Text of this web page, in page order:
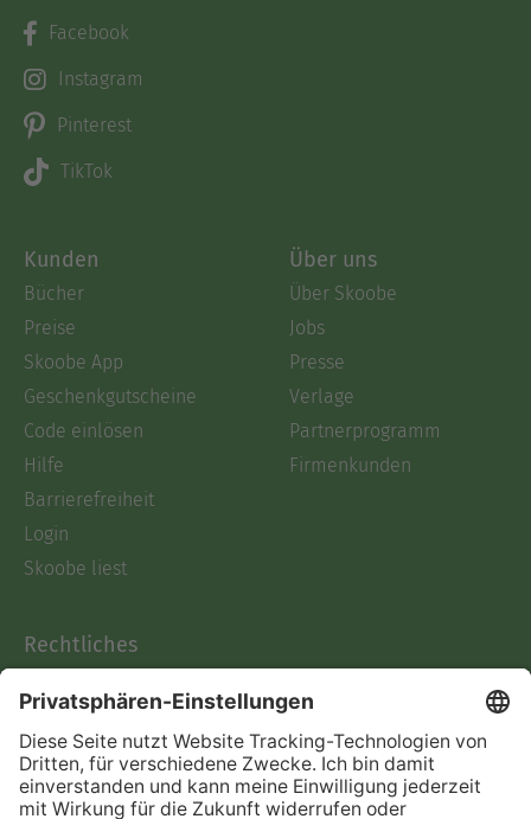
Facebook
Instagram
Pinterest
TikTok
Kunden
Bücher
Preise
Skoobe App
Geschenkgutscheine
Code einlösen
Hilfe
Barrierefreiheit
Login
Skoobe liest
Über uns
Über Skoobe
Jobs
Presse
Verlage
Partnerprogramm
Firmenkunden
Rechtliches
AGB
Informationen nach Data
Act
Verträge hier kündigen